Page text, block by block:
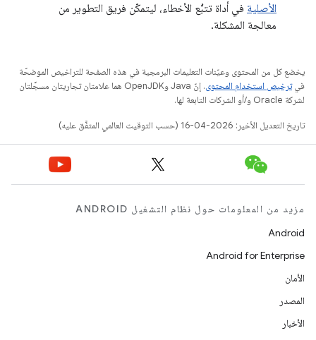
الأصلية في أداة تتبُّع الأخطاء، ليتمكّن فريق التطوير من
معالجة المشكلة.
يخضع كل من المحتوى وعيّنات التعليمات البرمجية في هذه الصفحة للتراخيص الموضحّة
فيترخيص استخدام المحتوى
. إنّ Java وOpenJDK هما علامتان تجاريتان مسجَّلتان
لشركة Oracle و/أو الشركات التابعة لها.
تاريخ التعديل الأخير: 2026-04-16 (حسب التوقيت العالمي المتفَّق عليه)
مزيد من المعلومات حول نظام التشغيل ANDROID
Android
Android for Enterprise
الأمان
المصدر
الأخبار